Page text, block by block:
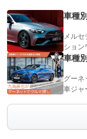
車種
メル
ショ
車種
グーネ
車ジャ